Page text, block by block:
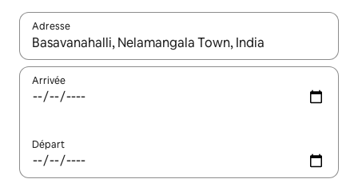
Adresse
Lorsque les résultats s'affichent, utilisez les flèches vers le
Arrivée
Départ